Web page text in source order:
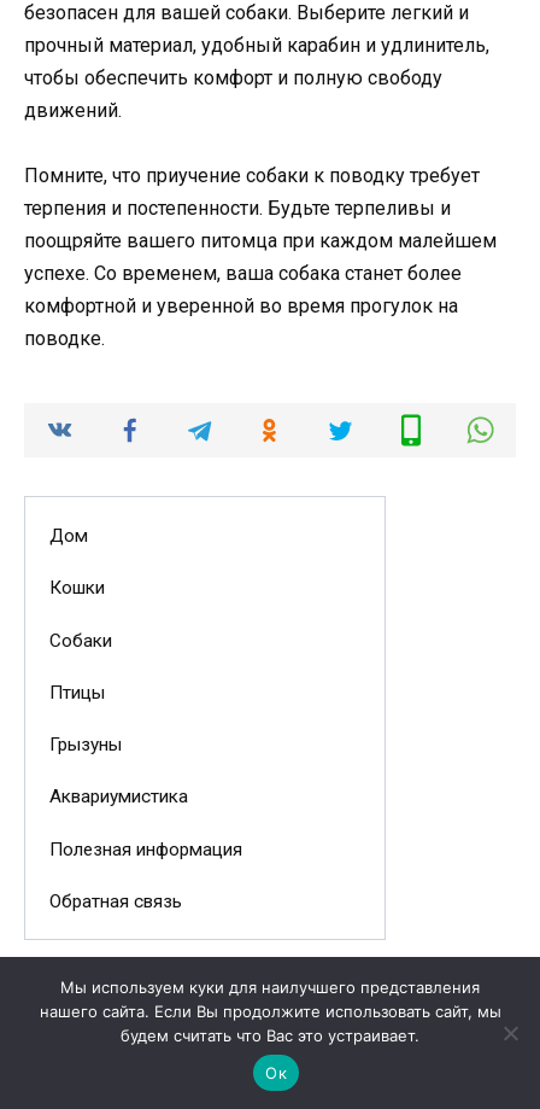
безопасен для вашей собаки. Выберите легкий и
прочный материал, удобный карабин и удлинитель,
чтобы обеспечить комфорт и полную свободу
движений.
Помните, что приучение собаки к поводку требует
терпения и постепенности. Будьте терпеливы и
поощряйте вашего питомца при каждом малейшем
успехе. Со временем, ваша собака станет более
комфортной и уверенной во время прогулок на
поводке.
Дом
Кошки
Собаки
Птицы
Грызуны
Аквариумистика
Полезная информация
Обратная связь
Мы используем куки для наилучшего представления
нашего сайта. Если Вы продолжите использовать сайт, мы
будем считать что Вас это устраивает.
Ок